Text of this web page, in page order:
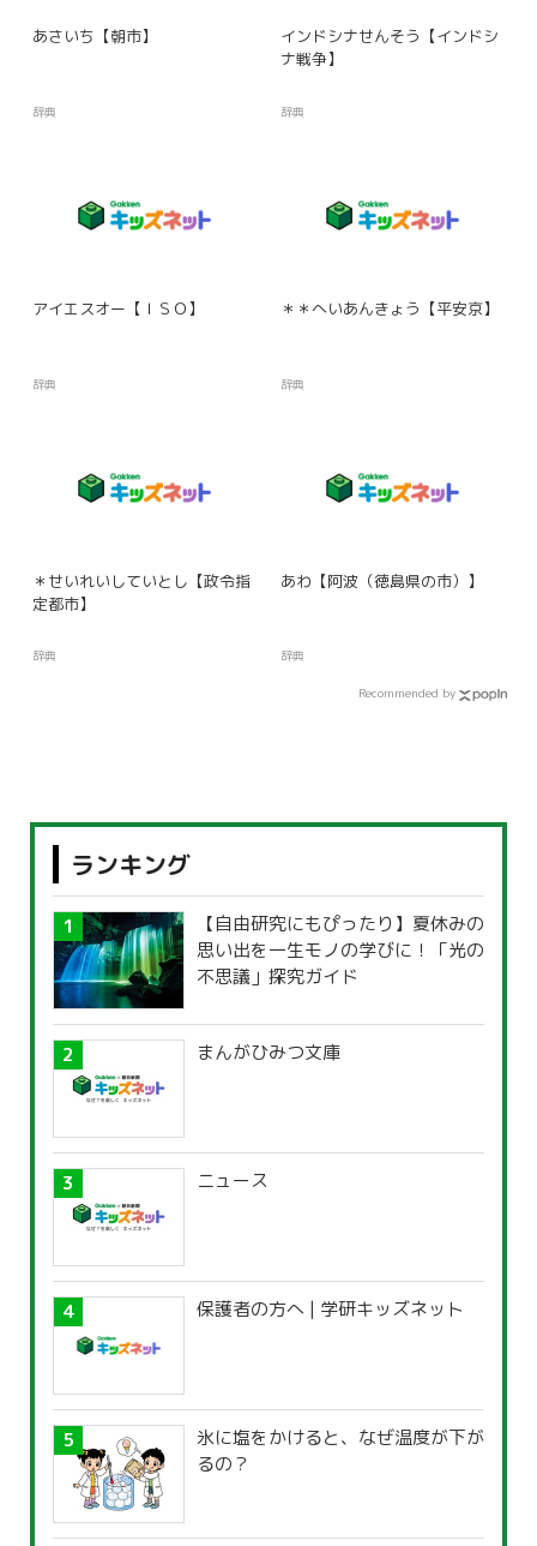
あさいち【朝市】
辞典
インドシナせんそう【インドシ
ナ戦争】
辞典
アイエスオー【ＩＳＯ】
辞典
＊＊へいあんきょう【平安京】
辞典
＊せいれいしていとし【政令指
定都市】
辞典
あわ【阿波（徳島県の市）】
辞典
Recommended by
ランキング
【自由研究にもぴったり】夏休みの
思い出を一生モノの学びに！「光の
不思議」探究ガイド
まんがひみつ文庫
ニュース
保護者の方へ | 学研キッズネット
氷に塩をかけると、なぜ温度が下が
るの？